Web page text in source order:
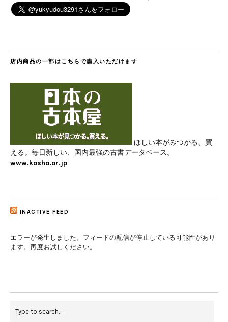
店内商品の一部はこちらで購入いただけます
ほしい本がみつかる、買
える。毎日新しい、国内最強の古書データベース。
www.kosho.or.jp
INACTIVE FEED
エラーが発生しました。フィードの配信が停止している可能性があり
ます。再度お試しください。